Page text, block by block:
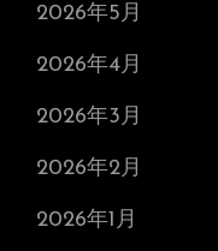
2026年5月
2026年4月
2026年3月
2026年2月
2026年1月